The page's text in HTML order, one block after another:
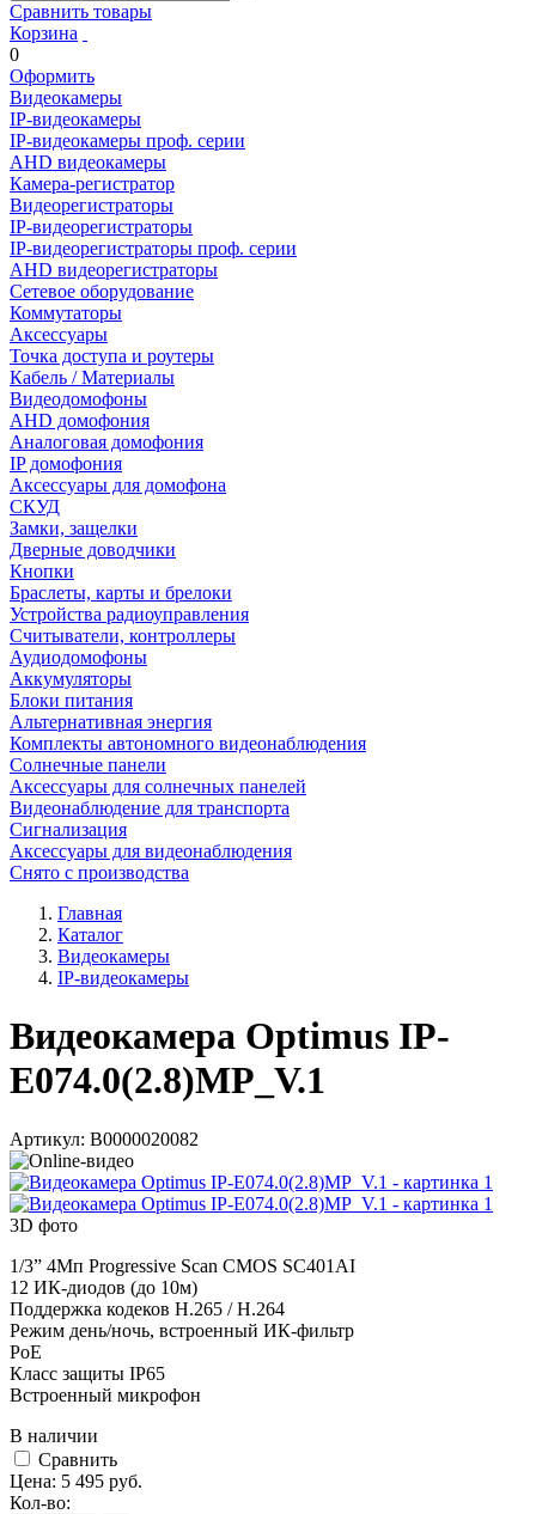
Сравнить товары
Корзина
0
Оформить
Видеокамеры
IP-видеокамеры
IP-видеокамеры проф. серии
AHD видеокамеры
Камера-регистратор
Видеорегистраторы
IP-видеорегистраторы
IP-видеорегистраторы проф. серии
AHD видеорегистраторы
Сетевое оборудование
Коммутаторы
Аксессуары
Точка доступа и роутеры
Кабель / Материалы
Видеодомофоны
AHD домофония
Аналоговая домофония
IP домофония
Аксессуары для домофона
СКУД
Замки, защелки
Дверные доводчики
Кнопки
Браслеты, карты и брелоки
Устройства радиоуправления
Считыватели, контроллеры
Аудиодомофоны
Аккумуляторы
Блоки питания
Альтернативная энергия
Комплекты автономного видеонаблюдения
Солнечные панели
Аксессуары для солнечных панелей
Видеонаблюдение для транспорта
Сигнализация
Аксессуары для видеонаблюдения
Снято с производства
Главная
Каталог
Видеокамеры
IP-видеокамеры
Видеокамера Optimus IP-
E074.0(2.8)MP_V.1
Артикул: В0000020082
3D фото
1/3” 4Мп Progressive Scan CMOS SC401AI
12 ИК-диодов (до 10м)
Поддержка кодеков H.265 / H.264
Режим день/ночь, встроенный ИК-фильтр
PoE
Класс защиты IР65
Встроенный микрофон
В наличии
Cравнить
Цена: 5 495 руб.
Кол-во: